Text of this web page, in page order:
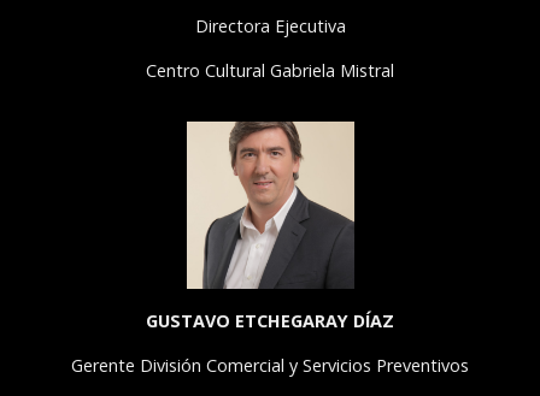
Directora Ejecutiva
Centro Cultural Gabriela Mistral
GUSTAVO ETCHEGARAY DÍAZ
Gerente División Comercial y Servicios Preventivos